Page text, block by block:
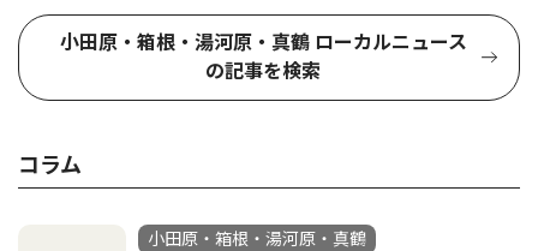
小田原・箱根・湯河原・真鶴 ローカルニュース
の記事を検索
コラム
小田原・箱根・湯河原・真鶴